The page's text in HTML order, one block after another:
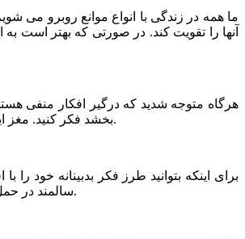
ما همه در زندگی با انواع موانع روبرو می
آنها را تقویت کند. در صورتی که بهتر است
هرگاه متوجه شدید که درگیر افکار منفی
بخشد فکر کنید. مغز این قدرت را دارد که سیم کشی های خود را باز سازی کند. زمانی که بدبینی را با خوش بینی جایگزین می کنید، مغز شما برای تفکر مثبت دوباره سیم کشی می شود.
برای اینکه بتوانید طرز فکر بدبینانه خود
سالمند در حمل بارش کمک کنید و از رفتار خوب دیگران تعریف نمائید. این نکته های کوچک بسیار مهم هستند، زیرا وقتی به دیگران نیکی می کنید روح شما از بدبینی دور می شود.